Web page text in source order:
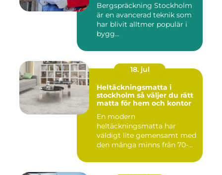
Bergspräckning Stockholm
är en avancerad teknik som
har blivit alltmer populär i
bygg...
18. jul
Heltäckningsmatta i
stockholm så väljer du rätt
matta för hem och kontor
En modern
heltäckningsmatta har
väldigt lite gemensamt med
den många minns från 70-